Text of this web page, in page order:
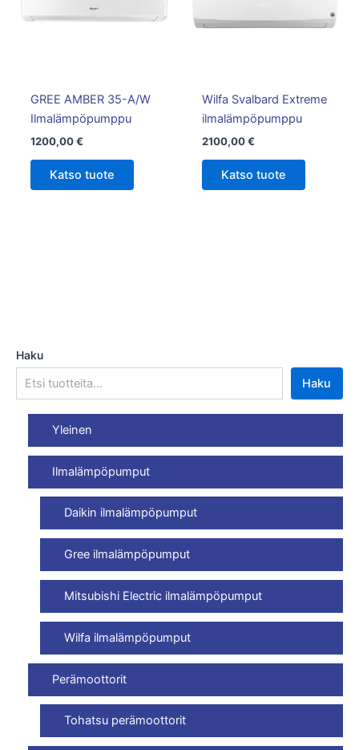
Haku
Haku
Yleinen
Ilmalämpöpumput
Daikin ilmalämpöpumput
Gree ilmalämpöpumput
Mitsubishi Electric ilmalämpöpumput
Wilfa ilmalämpöpumput
Perämoottorit
Tohatsu perämoottorit
GREE AMBER 35-A/W
Ilmalämpöpumppu
1200,00€
Katso tuote
Wilfa Svalbard Extreme
ilmalämpöpumppu
2100,00€
Katso tuote